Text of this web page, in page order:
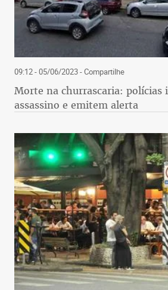
09:12 - 05/06/2023- Compartilhe
Morte na churrascaria: polícias
assassino e emitem alerta